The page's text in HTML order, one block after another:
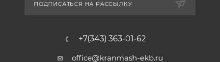
ПОДПИСАТЬСЯ НА РАССЫЛКУ
+7(343) 363-01-62
office@kranmash-ekb.ru